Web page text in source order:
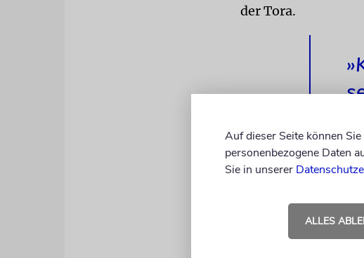
der Tora.
Die Parascha
Bedürftigen
Wenn man
Auf dieser Seite können
personenbezogene Daten
Sie in unserer
ALLES